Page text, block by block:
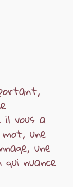
il vous a
mot, une
une
qui nuance